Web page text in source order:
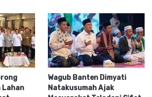
Lahan
Wagub Banten Dimyati
Natakusumah Ajak